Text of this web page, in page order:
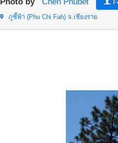
ภูชี้ฟ้า (Phu Chi Fah) จ.เชียงราย